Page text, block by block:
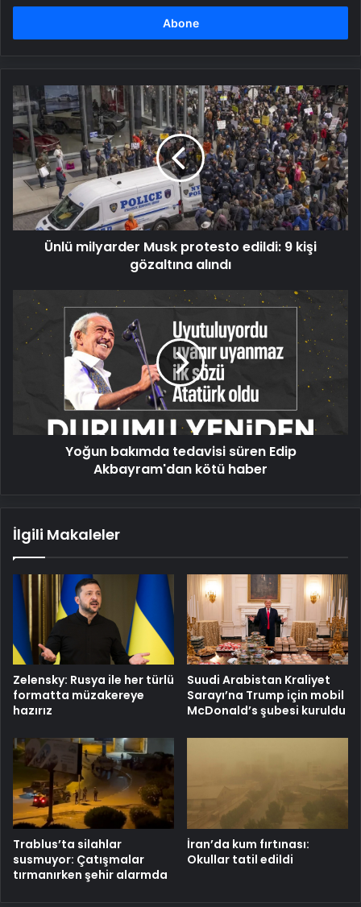
adresinizi
Ünlü
milyarder
Musk
protesto
edildi:
9
gözaltına
alındı
Ünlü milyarder Musk protesto edildi: 9 kişi
gözaltına alındı
Yoğun
bakımda
tedavisi
süren
Akbayram'dan
Yoğun bakımda tedavisi süren Edip
Akbayram'dan kötü haber
İlgili Makaleler
Zelensky: Rusya ile her türlü
formatta müzakereye
hazırız
Suudi Arabistan Kraliyet
Sarayı’na Trump için mobil
McDonald’s şubesi kuruldu
Trablus’ta silahlar
susmuyor: Çatışmalar
tırmanırken şehir alarmda
İran’da kum fırtınası:
Okullar tatil edildi